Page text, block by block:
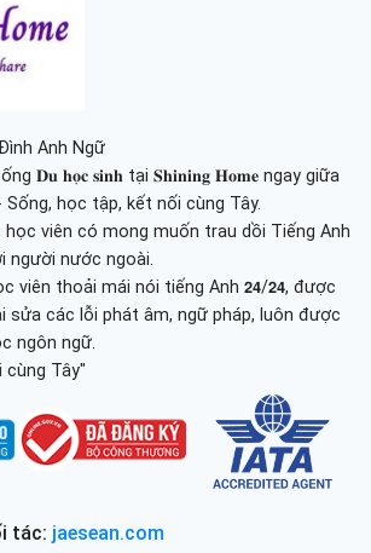
Anh Ngữ
𝐃𝐮 𝐡𝐨̣𝐜 𝐬𝐢𝐧𝐡 tại 𝐒𝐡𝐢𝐧𝐢𝐧𝐠 𝐇𝐨𝐦𝐞 ngay giữa
Sống, học tập, kết nối cùng Tây.
học viên có mong muốn trau dồi Tiếng Anh
người nước ngoài.
viên thoải mái nói tiếng Anh 𝟮𝟰/𝟮𝟰, được
sửa các lỗi phát âm, ngữ pháp, luôn được
ngôn ngữ.
cùng Tây"
tác: jaesean.com